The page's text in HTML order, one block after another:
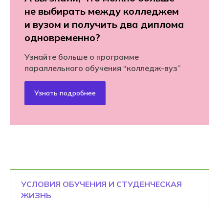
не выбирать между колледжем
и вузом и получить два диплома
одновременно?
Узнайте больше о программе
параллельного обучения “колледж-вуз”
Узнать подробнее
УСЛОВИЯ ОБУЧЕНИЯ И СТУДЕНЧЕСКАЯ
ЖИЗНЬ